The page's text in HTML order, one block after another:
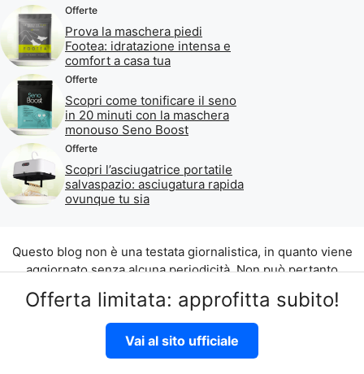
Offerta limitata: approfitta subito!
Vai al sito ufficiale
Offerte
Prova la maschera piedi
Footea: idratazione intensa e
comfort a casa tua
Offerte
Scopri come tonificare il seno
in 20 minuti con la maschera
monouso Seno Boost
Offerte
Scopri l’asciugatrice portatile
salvaspazio: asciugatura rapida
ovunque tu sia
Questo blog non è una testata giornalistica, in quanto viene
aggiornato senza alcuna periodicità. Non può pertanto
del 07.03.2001.
©2026 di Aliados Srl C.da Piana Romana snc, 90010 Lascari
(PA) P.IVA 07262700821
Disclaimer|Privacy Policy